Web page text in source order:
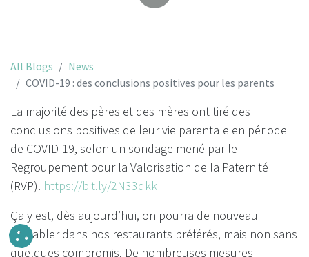
All Blogs
News
COVID-19 : des conclusions positives pour les parents
La majorité des pères et des mères ont tiré des
conclusions positives de leur vie parentale en période
de COVID-19, selon un sondage mené par le
Regroupement pour la Valorisation de la Paternité
(RVP). https://bit.ly/2N33qkk
Ça y est, dès aujourd’hui, on pourra de nouveau
s’attabler dans nos restaurants préférés, mais non sans
quelques compromis. De nombreuses mesures